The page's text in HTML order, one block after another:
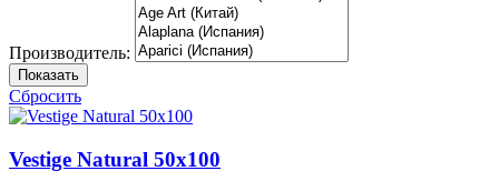
Производитель:
Показать
Сбросить
Vestige Natural 50x100